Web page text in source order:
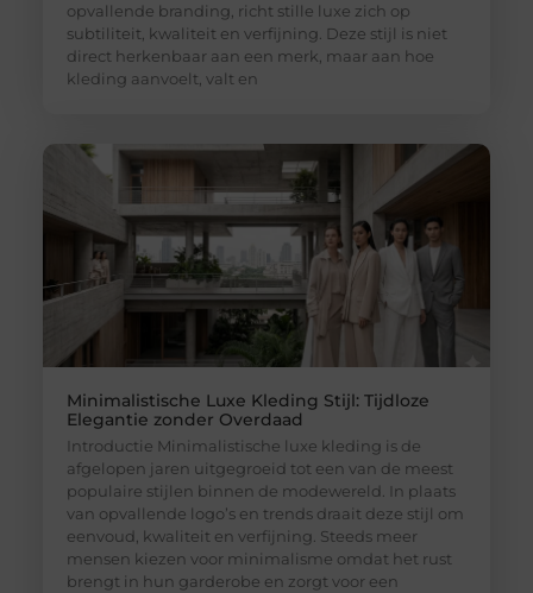
opvallende branding, richt stille luxe zich op
subtiliteit, kwaliteit en verfijning. Deze stijl is niet
direct herkenbaar aan een merk, maar aan hoe
kleding aanvoelt, valt en
Minimalistische Luxe Kleding Stijl: Tijdloze
Elegantie zonder Overdaad
Introductie Minimalistische luxe kleding is de
afgelopen jaren uitgegroeid tot een van de meest
populaire stijlen binnen de modewereld. In plaats
van opvallende logo’s en trends draait deze stijl om
eenvoud, kwaliteit en verfijning. Steeds meer
mensen kiezen voor minimalisme omdat het rust
brengt in hun garderobe en zorgt voor een